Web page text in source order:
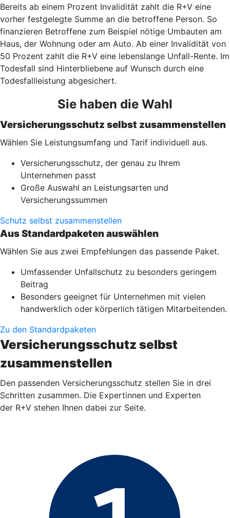
Bereits ab einem Prozent Invalidität zahlt die R+V eine
vorher festgelegte Summe an die betroffene Person. So
finanzieren Betroffene zum Beispiel nötige Umbauten am
Haus, der Wohnung oder am Auto. Ab einer Invalidität von
50 Prozent zahlt die R+V eine lebenslange Unfall-Rente. Im
Todesfall sind Hinterbliebene auf Wunsch durch eine
Todesfallleistung abgesichert.
Sie haben die Wahl
Versicherungsschutz selbst zusammenstellen
Wählen Sie Leistungsumfang und Tarif individuell aus.
Versicherungsschutz, der genau zu Ihrem
Unternehmen passt
Große Auswahl an Leistungsarten und
Versicherungssummen
Schutz selbst zusammenstellen
Aus Standardpaketen auswählen
Wählen Sie aus zwei Empfehlungen das passende Paket.
Umfassender Unfallschutz zu besonders geringem
Beitrag
Besonders geeignet für Unternehmen mit vielen
handwerklich oder körperlich tätigen Mitarbeitenden.
Zu den Standardpaketen
Versicherungsschutz selbst
zusammenstellen
Den passenden Versicherungsschutz stellen Sie in drei
Schritten zusammen. Die Expertinnen und Experten
der R+V stehen Ihnen dabei zur Seite.